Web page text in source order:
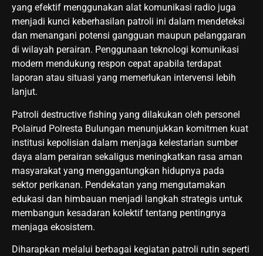
yang efektif menggunakan alat komunikasi radio juga
menjadi kunci keberhasilan patroli ini dalam mendeteksi
dan menangani potensi gangguan maupun pelanggaran
di wilayah perairan. Penggunaan teknologi komunikasi
modern mendukung respon cepat apabila terdapat
laporan atau situasi yang memerlukan intervensi lebih
lanjut.
Patroli destructive fishing yang dilakukan oleh personel
Polairud Polresta Bulungan menunjukkan komitmen kuat
institusi kepolisian dalam menjaga kelestarian sumber
daya alam perairan sekaligus meningkatkan rasa aman
masyarakat yang menggantungkan hidupnya pada
sektor perikanan. Pendekatan yang mengutamakan
edukasi dan himbauan menjadi langkah strategis untuk
membangun kesadaran kolektif tentang pentingnya
menjaga ekosistem.
Diharapkan melalui berbagai kegiatan patroli rutin seperti